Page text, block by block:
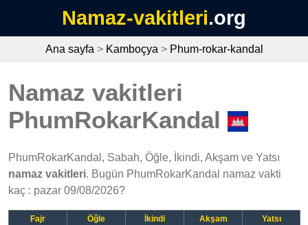
Namaz-vakitleri.org
Ana sayfa > Kamboçya > Phum-rokar-kandal
Namaz vakitleri
PhumRokarKandal
PhumRokarKandal, Sabah, Öğle, İkindi, Akşam ve Yatsı
namaz vakitleri. Bugün PhumRokarKandal namaz vakti
kaç : pazar 09/08/2026?
Fajr Öğle İkindi Akşam
Yatsı